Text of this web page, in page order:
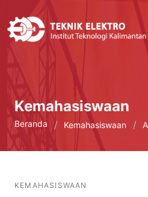
Kemahasiswaan
Beranda Kemahasiswaan
KEMAHASISWAAN